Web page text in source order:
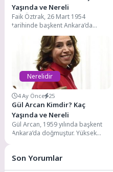
Yaşında ve Nereli
Faik Öztrak, 26 Mart 1954
tarihinde başkent Ankara’da
dünyaya gelmiştir. Eski İçişleri
Bakanı Mustafa Faik...
Nerelidir
4 Ay Önce 25
Gül Arcan Kimdir? Kaç
Yaşında ve Nereli
Gül Arcan, 1959 yılında başkent
Ankara’da doğmuştur. Yüksek
Konservatuvarı Tiyatro...
Son Yorumlar